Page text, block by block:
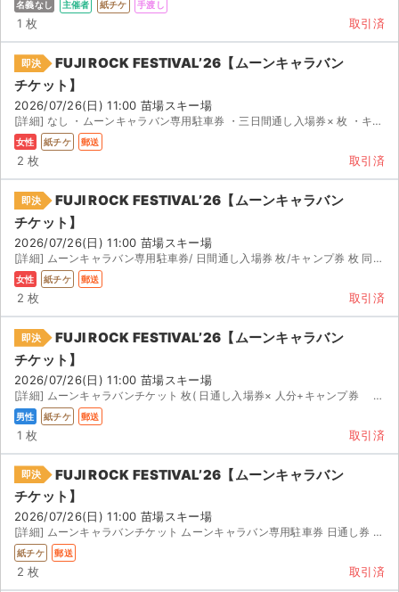
名義なし 主催者 紙チケ 手渡し
1 枚 取引済
即決
FUJI ROCK FESTIVAL’26【ムーンキャラバン
チケット】
2026/07/26(日) 11:00 苗場スキー場
[詳細] なし ・ムーンキャラバン専用駐車券 ・三日間通し入場券× 枚 ・キャンプ券× 枚 公演の 〜...
女性 紙チケ 郵送
2 枚 取引済
即決
FUJI ROCK FESTIVAL’26【ムーンキャラバン
チケット】
2026/07/26(日) 11:00 苗場スキー場
[詳細] ムーンキャラバン専用駐車券/ 日間通し入場券 枚/キャンプ券 枚 同行者の予定が合わなくなって...
女性 紙チケ 郵送
2 枚 取引済
即決
FUJI ROCK FESTIVAL’26【ムーンキャラバン
チケット】
2026/07/26(日) 11:00 苗場スキー場
[詳細] ムーンキャラバンチケット 枚( 日通し入場券× 人分+キャンプ券 名分+駐車券) 公演名： ...
男性 紙チケ 郵送
1 枚 取引済
即決
FUJI ROCK FESTIVAL’26【ムーンキャラバン
チケット】
2026/07/26(日) 11:00 苗場スキー場
[詳細] ムーンキャラバンチケット ムーンキャラバン専用駐車券 日通し券 ムーンキャラバン...
紙チケ 郵送
2 枚 取引済